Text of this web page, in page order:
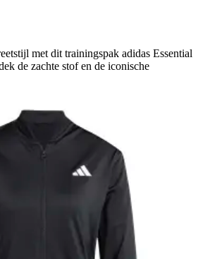
met dit trainingspak adidas Essential
de zachte stof en de iconische